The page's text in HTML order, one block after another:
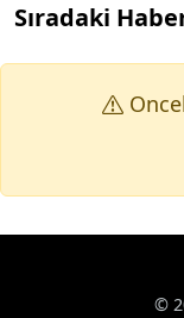
Sıradaki
©